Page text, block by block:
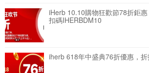
iHerb 10.10購物狂歡節78折鉅
扣碼IHERBDM10
iherb 618年中盛典76折優惠，